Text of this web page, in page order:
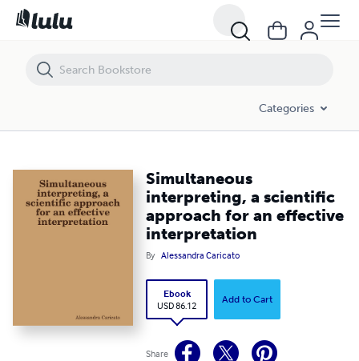
Categories
Simultaneous
interpreting, a scientific
approach for an effective
interpretation
By Alessandra Caricato
Ebook
USD 86.12
Add to Cart
Share
Simultaneous interpreting, a scientific approach for an effective